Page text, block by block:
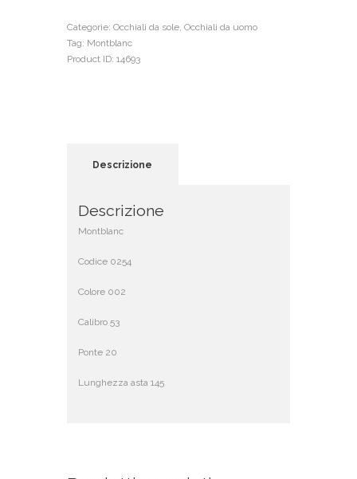
Categorie: Occhiali da sole, Occhiali da uomo
Tag: Montblanc
Product ID: 14693
Descrizione
Descrizione
Montblanc
Codice 0254
Colore 002
Calibro 53
Ponte 20
Lunghezza asta 145